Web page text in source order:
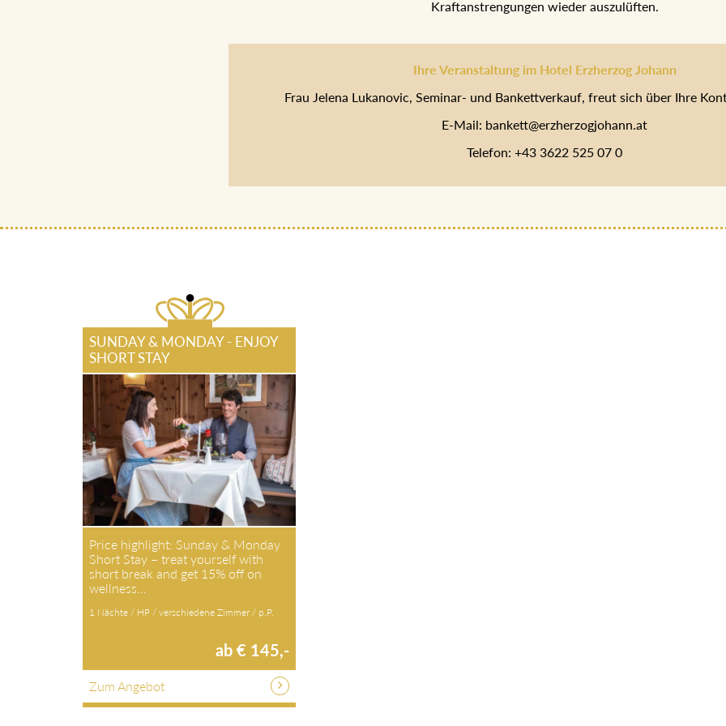
Kraftanstrengungen wieder auszulüften.
Ihre Veranstaltung im Hotel Erzherzog Johann
Frau Jelena Lukanovic, Seminar- und Bankettverkauf, freut sich über Ihre
E-Mail: bankett@erzherzogjohann.at
Telefon: +43 3622 525 07 0
SUNDAY & MONDAY - ENJOY
SHORT STAY
Price highlight: Sunday & Monday
Short Stay – treat yourself with
short break and get 15% off on
wellness…
1 Nächte / HP / verschiedene Zimmer / p.P.
ab € 145,-
Zum Angebot